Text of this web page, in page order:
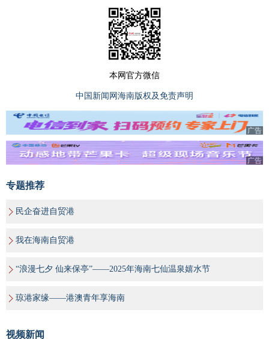
本网官方微信
中国新闻网海南版权及免责声明
广告
广告
专题推荐
民企奋进自贸港
我在海南自贸港
“浪漫七夕 仙来保亭”——2025年海南七仙温泉嬉水节
琼港家缘——港澳青年享海南
视频新闻